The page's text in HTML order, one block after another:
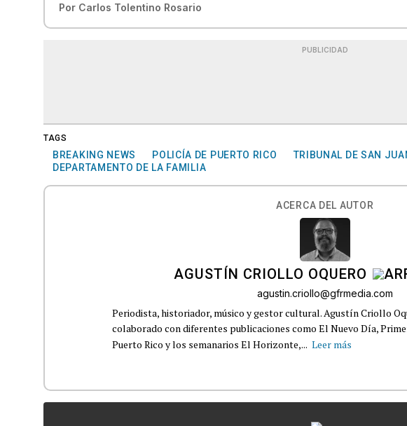
Por Carlos Tolentino Rosario
PUBLICIDAD
TAGS
BREAKING NEWS POLICÍA DE PUERTO RICO TRIBUNAL DE SAN
DEPARTAMENTO DE LA FAMILIA
ACERCA DEL AUTOR
AGUSTÍN CRIOLLO OQUERO
agustin.criollo@gfrmedia.com
Periodista, historiador, músico y gestor cultural. Agustín Criollo
colaborado con diferentes publicaciones como El Nuevo Día,
Puerto Rico y los semanarios El Horizonte,... Leer más